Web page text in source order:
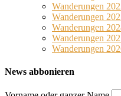
Wanderungen
Wanderungen
Wanderungen
Wanderungen
Wanderungen
News abbonieren